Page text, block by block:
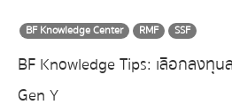
BF Knowledge Center RMF SSF
BF Knowledge Tips: เลือกลงทุน
Gen Y